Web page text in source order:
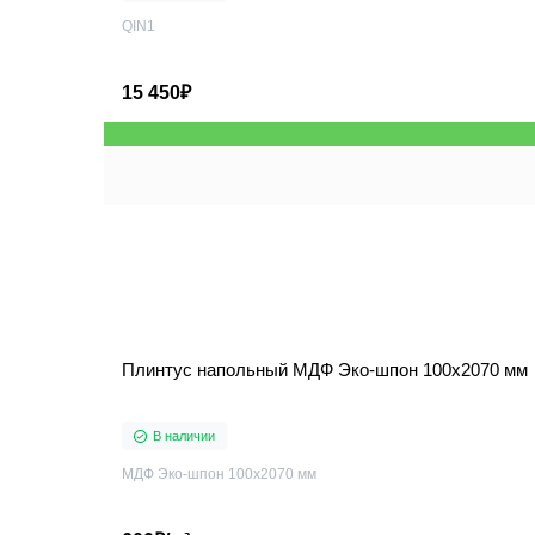
QIN1
15 450₽
Плинтус напольный МДФ Эко-шпон 100x2070 мм
В наличии
МДФ Эко-шпон 100x2070 мм